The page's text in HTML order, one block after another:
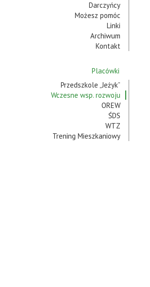
Darczyńcy
Możesz pomóc
Linki
Archiwum
Kontakt
Placówki
Przedszkole „Jeżyk”
Wczesne wsp. rozwoju
OREW
ŚDS
WTZ
Trening Mieszkaniowy